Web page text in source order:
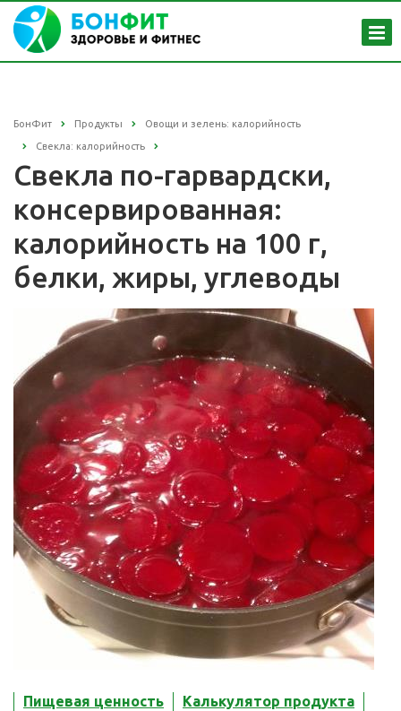
БонФит Продукты Овощи и зелень: калорийность
Свекла: калорийность
Свекла по-гарвардски,
консервированная:
калорийность на 100 г,
белки, жиры, углеводы
Пищевая ценность Калькулятор продукта